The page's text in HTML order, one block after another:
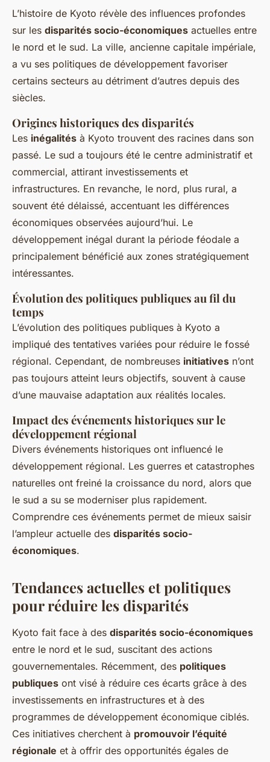
L’histoire de Kyoto révèle des influences profondes
sur les disparités socio-économiques actuelles entre
le nord et le sud. La ville, ancienne capitale impériale,
a vu ses politiques de développement favoriser
certains secteurs au détriment d’autres depuis des
siècles.
Origines historiques des disparités
Les inégalités à Kyoto trouvent des racines dans son
passé. Le sud a toujours été le centre administratif et
commercial, attirant investissements et
infrastructures. En revanche, le nord, plus rural, a
souvent été délaissé, accentuant les différences
économiques observées aujourd’hui. Le
développement inégal durant la période féodale a
principalement bénéficié aux zones stratégiquement
intéressantes.
Évolution des politiques publiques au fil du
temps
L’évolution des politiques publiques à Kyoto a
impliqué des tentatives variées pour réduire le fossé
régional. Cependant, de nombreuses initiatives n’ont
pas toujours atteint leurs objectifs, souvent à cause
d’une mauvaise adaptation aux réalités locales.
Impact des événements historiques sur le
développement régional
Divers événements historiques ont influencé le
développement régional. Les guerres et catastrophes
naturelles ont freiné la croissance du nord, alors que
le sud a su se moderniser plus rapidement.
Comprendre ces événements permet de mieux saisir
l’ampleur actuelle des disparités socio-
économiques.
Tendances actuelles et politiques
pour réduire les disparités
Kyoto fait face à des disparités socio-économiques
entre le nord et le sud, suscitant des actions
gouvernementales. Récemment, des politiques
publiques ont visé à réduire ces écarts grâce à des
investissements en infrastructures et à des
programmes de développement économique ciblés.
Ces initiatives cherchent à promouvoir l’équité
régionale et à offrir des opportunités égales de